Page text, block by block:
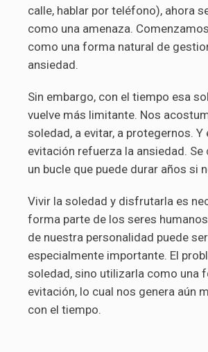
calle, hablar por teléfono), ahora
como una amenaza.
como una forma natural de
ansiedad.
Sin embargo, con el tiempo esa
vuelve más limitante. Nos
soledad, a evitar, a protegernos. Y
evitación refuerza la ansiedad. Se
un bucle que puede durar años si
Vivir la soledad y disfrutarla es
forma parte de los seres
de nuestra personalidad puede ser
especialmente importante. El
soledad, sino utilizarla como una
evitación, lo cual nos genera aún
con el tiempo.